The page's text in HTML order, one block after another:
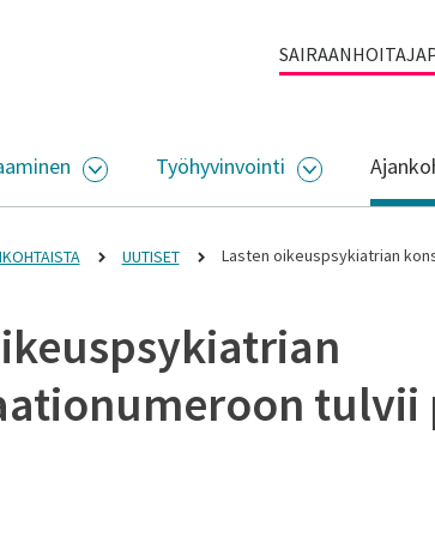
AVAA ALASIVUJEN VALIKKO
Työhyvinvointi
AVAA
UUTISET Lasten oikeuspsykiatrian
tulvii